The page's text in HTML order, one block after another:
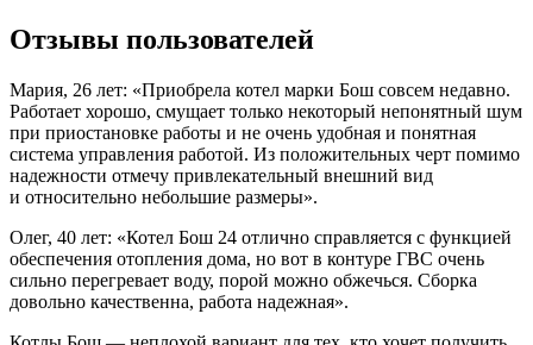
Отзывы пользователей
Мария, 26 лет: «Приобрела котел марки Бош совсем недавно.
Работает хорошо, смущает только некоторый непонятный шум
при приостановке работы и не очень удобная и понятная
система управления работой. Из положительных черт помимо
надежности отмечу привлекательный внешний вид
и относительно небольшие размеры».
Олег, 40 лет: «Котел Бош 24 отлично справляется с функцией
обеспечения отопления дома, но вот в контуре ГВС очень
сильно перегревает воду, порой можно обжечься. Сборка
довольно качественна, работа надежная».